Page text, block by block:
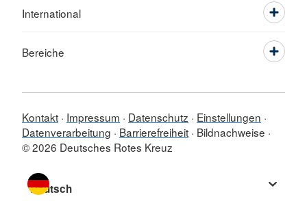
International
Bereiche
Kontakt Impressum Datenschutz
Einstellungen
Datenverarbeitung
Barrierefreiheit Bildnachweise
© 2026 Deutsches Rotes Kreuz
Sprache wechseln zu